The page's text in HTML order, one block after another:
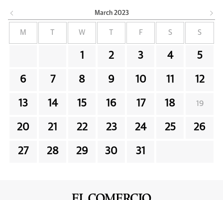
March 2023
M W F S S
1 2 3 4 5
6 7 8 9 10 11 12
13 14 15 16 17 18 19
20 21 22 23 24 25 26
27 28 29 30 31